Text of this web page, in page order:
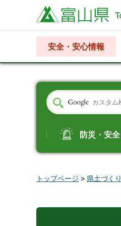
富山県
安全・安心情報
防災・安全
トップページ > 県土づくり